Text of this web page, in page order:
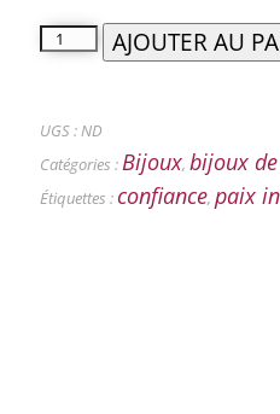
AJOUTER AU
UGS : ND
Catégories : Bijoux, bijoux
Étiquettes : confiance, paix